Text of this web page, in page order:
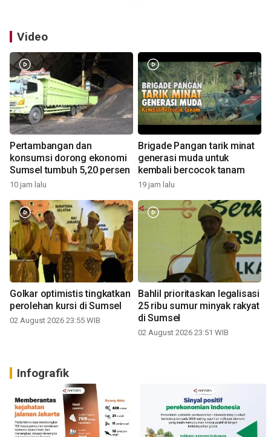
Video
Pertambangan dan
konsumsi dorong ekonomi
Sumsel tumbuh 5,20 persen
10 jam lalu
Brigade Pangan tarik minat
generasi muda untuk
kembali bercocok tanam
19 jam lalu
Golkar optimistis tingkatkan
perolehan kursi di Sumsel
02 August 2026 23:55 WIB
Bahlil prioritaskan legalisasi
25 ribu sumur minyak rakyat
di Sumsel
02 August 2026 23:51 WIB
Infografik